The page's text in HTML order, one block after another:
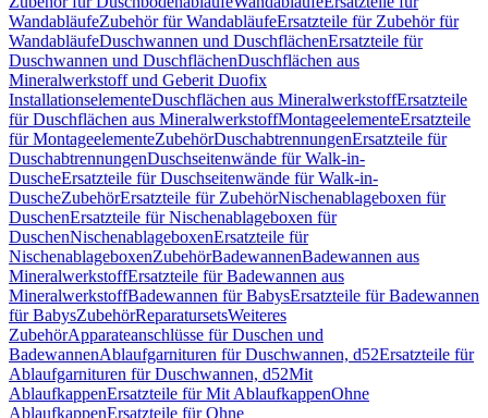
WandabläufeZubehör für WandabläufeErsatzteile für Zubehör für
WandabläufeDuschwannen und DuschflächenErsatzteile für
Duschwannen und DuschflächenDuschflächen aus
Mineralwerkstoff und Geberit Duofix
InstallationselementeDuschflächen aus MineralwerkstoffErsatzteile
für Duschflächen aus MineralwerkstoffMontageelementeErsatzteile
für MontageelementeZubehörDuschabtrennungenErsatzteile für
DuschabtrennungenDuschseitenwände für Walk-in-
DuscheErsatzteile für Duschseitenwände für Walk-in-
DuscheZubehörErsatzteile für ZubehörNischenablageboxen für
DuschenErsatzteile für Nischenablageboxen für
DuschenNischenablageboxenErsatzteile für
NischenablageboxenZubehörBadewannenBadewannen aus
MineralwerkstoffErsatzteile für Badewannen aus
MineralwerkstoffBadewannen für BabysErsatzteile für Badewannen
für BabysZubehörReparatursetsWeiteres
ZubehörApparateanschlüsse für Duschen und
BadewannenAblaufgarnituren für Duschwannen, d52Ersatzteile für
Ablaufgarnituren für Duschwannen, d52Mit
AblaufkappenErsatzteile für Mit AblaufkappenOhne
AblaufkappenErsatzteile für Ohne